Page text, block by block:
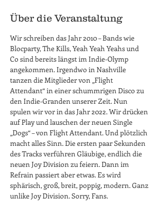
Über die Veranstaltung
Wir schreiben das Jahr 2010 – Bands wie
Blocparty, The Kills, Yeah Yeah Yeahs und
Co sind bereits längst im Indie-Olymp
angekommen. Irgendwo in Nashville
tanzen die Mitglieder von „Flight
Attendant“ in einer schummrigen Disco zu
den Indie-Granden unserer Zeit. Nun
spulen wir vor in das Jahr 2022. Wir drücken
auf Play und lauschen der neuen Single
„Dogs“ – von Flight Attendant. Und plötzlich
macht alles Sinn. Die ersten paar Sekunden
des Tracks verführen Gläubige, endlich die
neuen Joy Division zu feiern. Dann im
Refrain passiert aber etwas. Es wird
sphärisch, groß, breit, poppig, modern. Ganz
unlike Joy Division. Sorry, Fans.